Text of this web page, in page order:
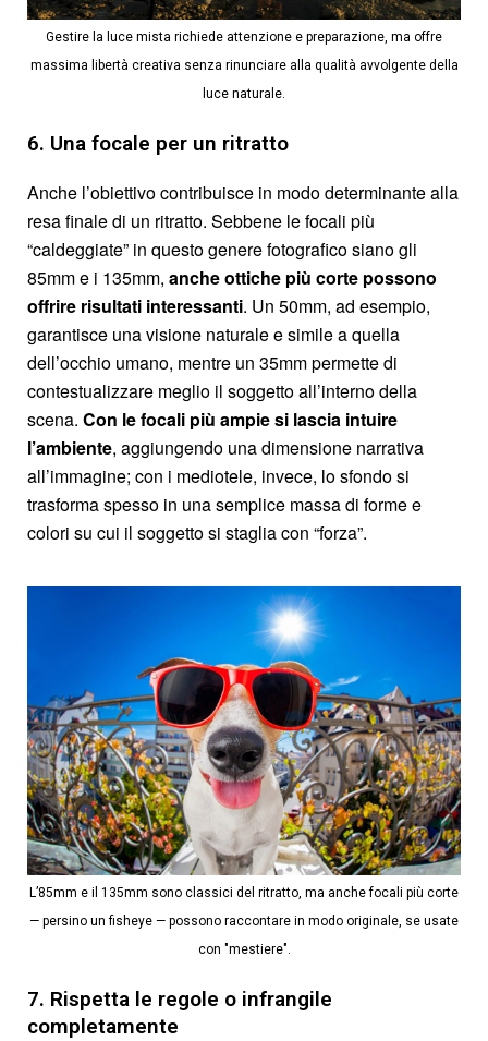
Gestire la luce mista richiede attenzione e preparazione, ma offre
massima libertà creativa senza rinunciare alla qualità avvolgente della
luce naturale.
6. Una focale per un ritratto
Anche l’obiettivo contribuisce in modo determinante alla
resa finale di un ritratto. Sebbene le focali più
“caldeggiate” in questo genere fotografico siano gli
85mm e i 135mm, anche ottiche più corte possono
offrire risultati interessanti. Un 50mm, ad esempio,
garantisce una visione naturale e simile a quella
dell’occhio umano, mentre un 35mm permette di
contestualizzare meglio il soggetto all’interno della
scena. Con le focali più ampie si lascia intuire
l’ambiente, aggiungendo una dimensione narrativa
all’immagine; con i mediotele, invece, lo sfondo si
trasforma spesso in una semplice massa di forme e
colori su cui il soggetto si staglia con “forza”.
L’85mm e il 135mm sono classici del ritratto, ma anche focali più corte
— persino un fisheye — possono raccontare in modo originale, se usate
con "mestiere".
7. Rispetta le regole o infrangile
completamente